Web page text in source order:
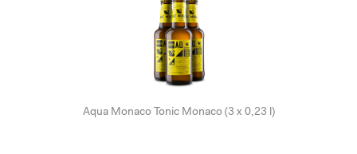
Aqua Monaco Tonic Monaco (3 x 0,23 l)